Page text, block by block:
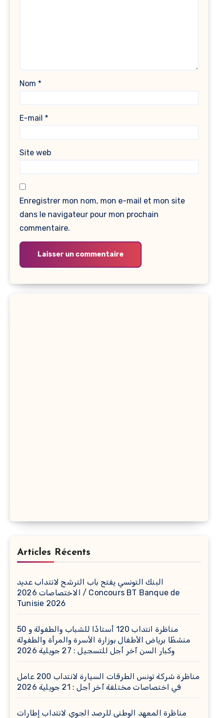
Nom *
E-mail *
Site web
Enregistrer mon nom, mon e-mail et mon site
dans le navigateur pour mon prochain
commentaire.
Articles Récents
البنك التونسي يفتح باب الترشح لانتداب عديد
الاختصاصات 2026 / Concours BT Banque de
Tunisie 2026
مناظرة انتداب 120 أستاذًا للشباب والطفولة و 50
منشطًا برياض الأطفال بوزارة الأسرة والمرأة والطفولة
وكبار السن آخر أجل للتسجيل : 27 جويلية 2026
مناظرة شركة تونس الطرقات السيارة لانتداب 200 عامل
في اختصاصات مختلفة آخر أجل : 21 جويلية 2026
مناظرة المعهد الوطني للرصد الجوي لانتداب إطارات